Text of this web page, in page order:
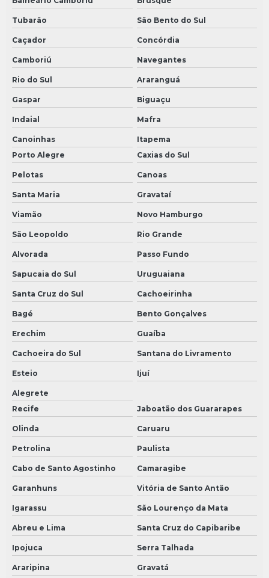
Tubarão São Bento do Sul
Caçador Concórdia
Camboriú Navegantes
Rio do Sul Araranguá
Gaspar Biguaçu
Indaial Mafra
Canoinhas
Itapema
Porto Alegre
Caxias do Sul
Pelotas Canoas
Santa Maria Gravataí
Viamão Novo Hamburgo
São Leopoldo Rio Grande
Alvorada Passo Fundo
Sapucaia do Sul Uruguaiana
Santa Cruz do Sul Cachoeirinha
Bagé Bento Gonçalves
Erechim Guaíba
Cachoeira do Sul Santana do Livramento
Esteio Ijuí
Alegrete
Recife
Jaboatão dos Guararapes
Olinda Caruaru
Petrolina Paulista
Cabo de Santo Agostinho Camaragibe
Garanhuns Vitória de Santo Antão
Igarassu São Lourenço da Mata
Abreu e Lima Santa Cruz do Capibaribe
Ipojuca Serra Talhada
Araripina Gravatá